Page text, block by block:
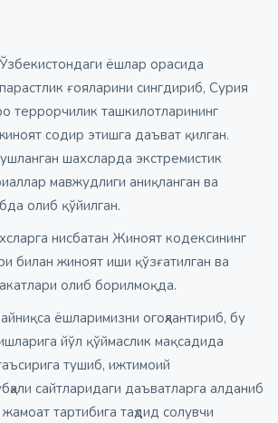
ёшлар орасида
ғояларини сингдириб, Сурия
террорчилик ташкилотларининг
содир этишга даъват қилган.
шахсларда экстремистик
мавжудлиги аниқланган ва
олиб қўйилган.
нисбатан Жиноят кодексининг
билан жиноят иши қўзғатилган ва
олиб борилмоқда.
ёшларимизни огоҳлантириб, бу
йўл қўймаслик мақсадида
тушиб, ижтимоий
сайтларидаги даъватларга алданиб
тартибига таҳдид солувчи